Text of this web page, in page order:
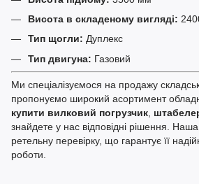
Висота в складеному вигляді:
Тип щогли: Дуплекс
Тип двигуна: Газовий
Ми спеціалізуємося на продажу
пропонуємо широкий асортимент
купити вилковий погрузчик
знайдете у нас відповідні рішення.
ретельну перевірку, що гарантує її
роботи.